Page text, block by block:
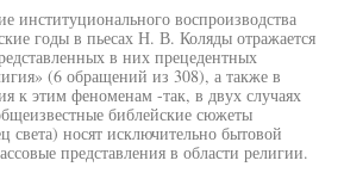
институционального воспроизводства
годы в пьесах Н. В. Коляды отражается
в них прецедентных
(6 обращений из 308), а также в
к этим феноменам -так, в двух случаях
библейские сюжеты
света) носят исключительно бытовой
представления в области религии.